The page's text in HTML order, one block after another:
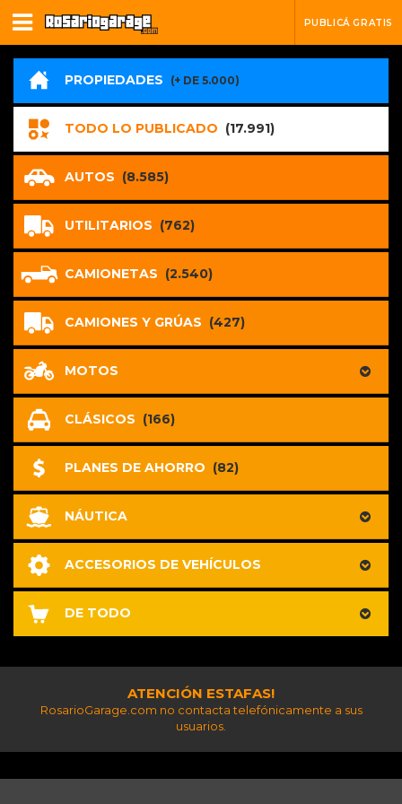
PUBLICÁ GRATIS
PROPIEDADES (+ DE 5.000)
TODO LO PUBLICADO (17.991)
AUTOS (8.585)
UTILITARIOS (762)
CAMIONETAS (2.540)
CAMIONES Y GRÚAS (427)
MOTOS
CLÁSICOS (166)
PLANES DE AHORRO (82)
NÁUTICA
ACCESORIOS DE VEHÍCULOS
DE TODO
ATENCIÓN ESTAFAS!
RosarioGarage.com no contacta telefónicamente a sus
usuarios.